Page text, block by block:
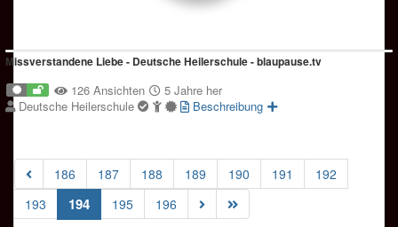
Missverstandene Liebe - Deutsche Heilerschule - blaupause.tv
126 Ansichten
5 Jahre her
Deutsche Heilerschule
Beschreibung
186 187 188 189 190 191
192
193
194(current)
195 196